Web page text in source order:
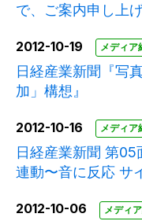
で、ご案内申し上
2012-10-19 メディア
日経産業新聞『写
加」構想』
2012-10-16 メディア
日経産業新聞 第
連動〜音に反応 サ
2012-10-06 メディ